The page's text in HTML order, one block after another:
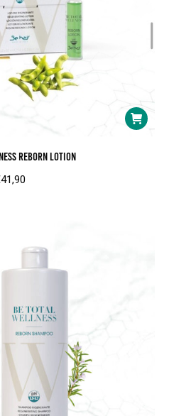
Reborn Lotion
41,90